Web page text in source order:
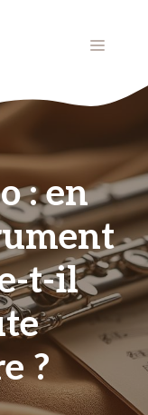
MENU
: en
t-il
?